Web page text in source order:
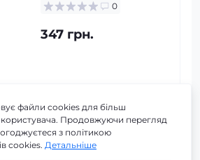
0
347 грн.
До кошика
файли cookies для більш
Продовжуючи перегляд
з політикою
cookies. Детальніше